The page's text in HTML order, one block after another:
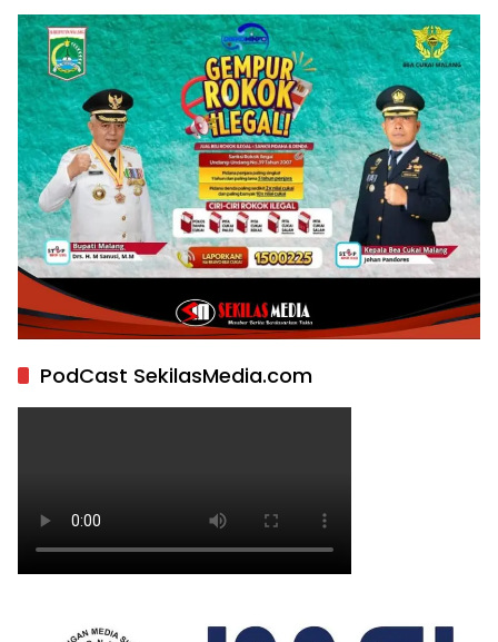
PodCast SekilasMedia.com